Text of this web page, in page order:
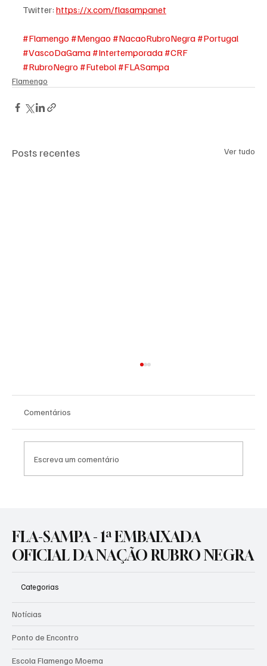
Twitter: https://x.com/flasampanet
#Flamengo #Mengao #NacaoRubroNegra #Portugal
#VascoDaGama #Intertemporada #CRF
#RubroNegro #Futebol #FLASampa
Flamengo
Posts recentes Ver tudo
RUBRO-NEGROS!
Comentários
Escreva um comentário
FLA-SAMPA - 1ª EMBAIXADA
OFICIAL DA NAÇÃO RUBRO NEGRA
Categorias
Notícias
Ponto de Encontro
Escola Flamengo Moema